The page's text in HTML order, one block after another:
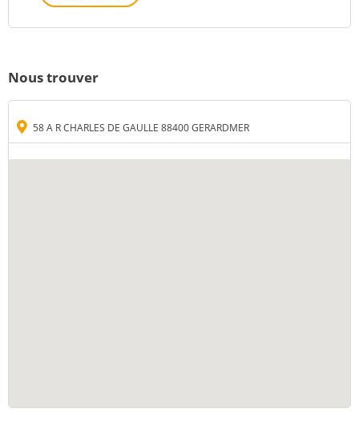
Nous trouver
58 A R CHARLES DE GAULLE 88400 GERARDMER